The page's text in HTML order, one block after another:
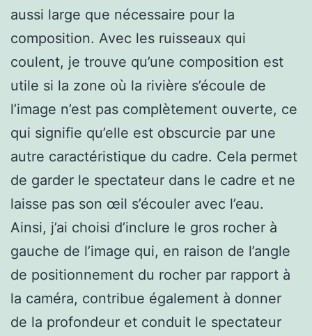
aussi large que nécessaire pour la
composition. Avec les ruisseaux qui
coulent, je trouve qu’une composition est
utile si la zone où la rivière s’écoule de
l’image n’est pas complètement ouverte, ce
qui signifie qu’elle est obscurcie par une
autre caractéristique du cadre. Cela permet
de garder le spectateur dans le cadre et ne
laisse pas son œil s’écouler avec l’eau.
Ainsi, j’ai choisi d’inclure le gros rocher à
gauche de l’image qui, en raison de l’angle
de positionnement du rocher par rapport à
la caméra, contribue également à donner
de la profondeur et conduit le spectateur